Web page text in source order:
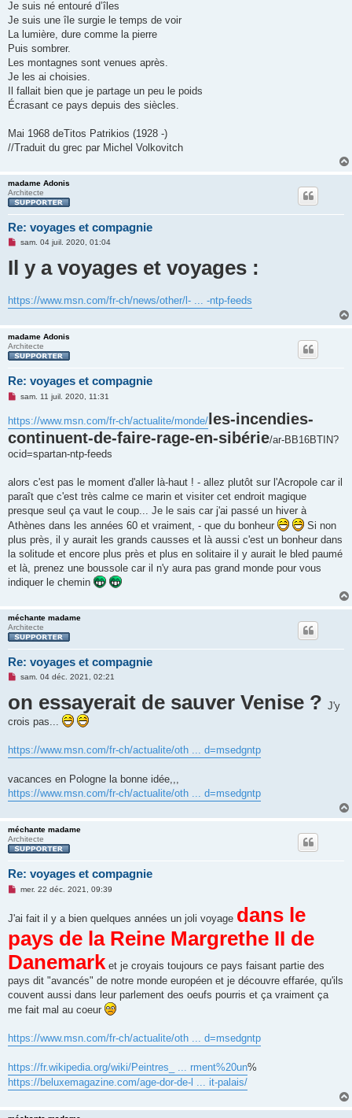
Je suis né entouré d’îles
Je suis une île surgie le temps de voir
La lumière, dure comme la pierre
Puis sombrer.
Les montagnes sont venues après.
Je les ai choisies.
Il fallait bien que je partage un peu le poids
Écrasant ce pays depuis des siècles.
Mai 1968 deTitos Patrikios (1928 -)
//Traduit du grec par Michel Volkovitch
madame Adonis
Architecte
Re: voyages et compagnie
M
s
e
n
n
l
u
sam. 04 juil. 2020, 01:04
Il y a voyages et voyages :
https://www.msn.com/fr-ch/news/other/l- ... -ntp-feeds
madame Adonis
Architecte
Re: voyages et compagnie
M
s
a
g
e
n
u
sam. 11 juil. 2020, 11:31
https://www.msn.com/fr-ch/actualite/monde/les-incendies-
continuent-de-faire-rage-en-sibérie/ar-BB16BTIN?
ocid=spartan-ntp-feeds
alors c'est pas le moment d'aller là-haut ! - allez plutôt sur l'Acropole car il
paraît que c'est très calme ce marin et visiter cet endroit magique
presque seul ça vaut le coup... Je le sais car j'ai passé un hiver à
Athènes dans les années 60 et vraiment, - que du bonheur
Si non
plus près, il y aurait les grands causses et là aussi c'est un bonheur dans
la solitude et encore plus près et plus en solitaire il y aurait le bled paumé
et là, prenez une boussole car il n'y aura pas grand monde pour vous
indiquer le chemin
méchante madame
Architecte
Re: voyages et compagnie
M
s
g
o
n
u
sam. 04 déc. 2021, 02:21
on essayerait de sauver Venise ? J'y
crois pas...
https://www.msn.com/fr-ch/actualite/oth ... d=msedgntp
vacances en Pologne la bonne idée,,,
https://www.msn.com/fr-ch/actualite/oth ... d=msedgntp
méchante madame
Architecte
Re: voyages et compagnie
M
s
g
e
n
o
l
u
mer. 22 déc. 2021, 09:39
J'ai fait il y a bien quelques années un joli voyage dans le
pays de la Reine Margrethe II de
Danemark et je croyais toujours ce pays faisant partie des
pays dit "avancés" de notre monde européen et je découvre effarée, qu'ils
couvent aussi dans leur parlement des oeufs pourris et ça vraiment ça
me fait mal au coeur
https://www.msn.com/fr-ch/actualite/oth ... d=msedgntp
https://fr.wikipedia.org/wiki/Peintres_ ... rment%20un%
https://beluxemagazine.com/age-dor-de-l ... it-palais/